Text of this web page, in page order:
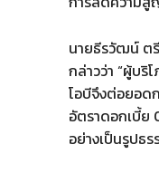
นายธีรวัฒน์ ต
กล่าวว่า “ผู้บ
โอบีจึงต่อยอด
อัตราดอกเบี้ย
อย่างเป็นรูปธร